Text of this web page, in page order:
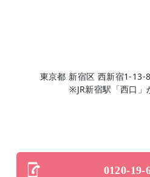
東京都 新宿区 西新宿1-13-
※JR新宿駅「西口」
0120-19-